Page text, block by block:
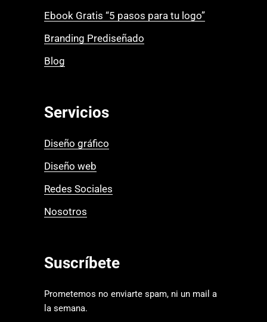
Ebook Gratis “5 pasos para tu logo”
Branding Prediseñado
Blog
Servicios
Diseño gráfico
Diseño web
Redes Sociales
Nosotros
Suscríbete
Prometemos no enviarte spam, ni un mail a
la semana.